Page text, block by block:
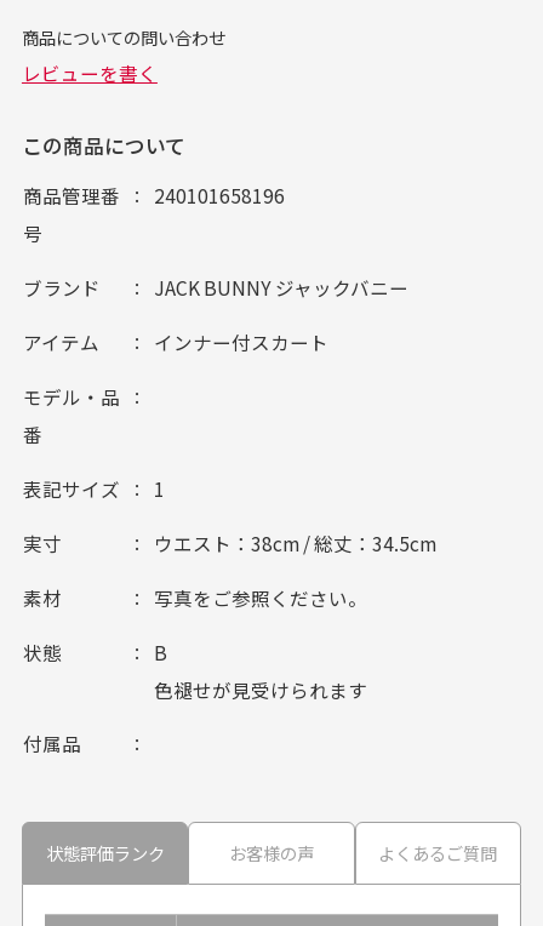
この商品について
商品管理番
号
240101658196
ブランド JACK BUNNY ジャックバニー
アイテム インナー付スカート
モデル・品
番
表記サイズ 1
実寸 ウエスト：38cm / 総丈：34.5cm
素材 写真をご参照ください。
状態
B
色褪せが見受けられます
付属品
状態評価ランク お客様の声 よくあるご質問